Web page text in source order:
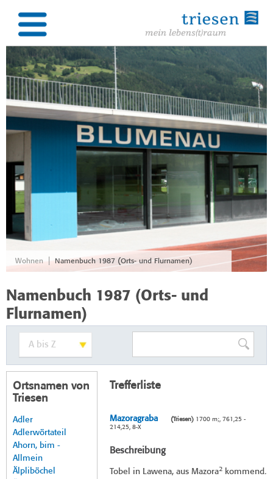
Wohnen Namenbuch 1987 (Orts- und Flurnamen)
Namenbuch 1987 (Orts- und
Flurnamen)
Ortsnamen von
Triesen
Adler
Adlerwörtateil
Ahorn, bim -
Allmein
Älpliböchel
Trefferliste
Mazoragraba (Triesen)1700 m;, 761,25 -
214,25, 8-X
Beschreibung
Tobel in Lawena, aus Mazora2kommend.